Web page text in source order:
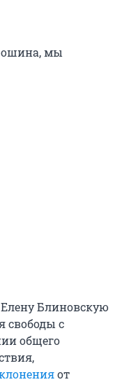
мы
Елену Блиновскую
свободы с
общего
от